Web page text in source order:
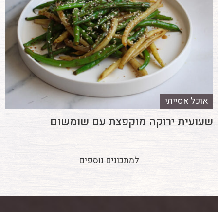
אוכל אסייתי
שעועית ירוקה מוקפצת עם שומשום
למתכונים נוספים